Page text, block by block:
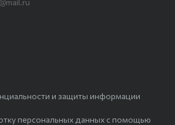
и защиты информации
персональных данных с помощью